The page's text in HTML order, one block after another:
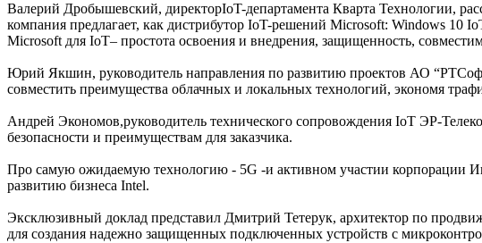
Валерий Дробышевский, директорIoT-департамента Кварта Технологии,
компания предлагает, как дистрибутор IoT-решений Microsoft: Windows
Microsoft для IoT– простота освоения и внедрения, защищенность,
Юрий Якшин, руководитель направления по развитию проектов АО
совместить преимущества облачных и локальных технологий, экономя
Андрей Экономов,руководитель технического сопровождения IoT ЭР-
безопасности и преимуществам для заказчика.
Про самую ожидаемую технологию - 5G -и активном участии корпорации
развитию бизнеса Intel.
Эксклюзивный доклад представил Дмитрий Тетерук, архитектор по
для создания надежно защищенных подключенных устройств с